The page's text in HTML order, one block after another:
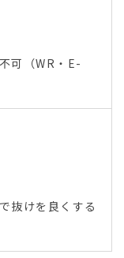
可（WR・E-
抜けを良くする